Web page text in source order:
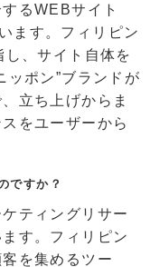
るWEBサイト
ます。フィリピン
、サイト自体を
ッポン”ブランドが
立ち上げからま
をユーザーから
ですか？
ティングリサー
す。フィリピン
を集めるツー